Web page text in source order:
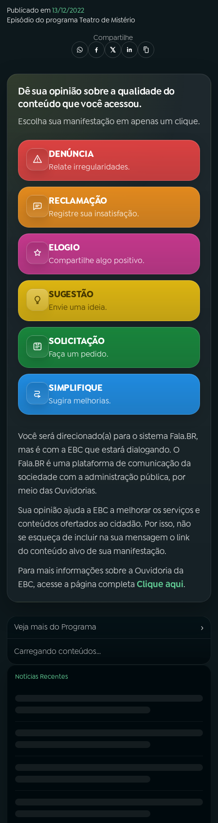
TikTok
Publicado em13/12/2022
Episódio do programa Teatro de Mistério
Compartilhe
Dê sua opinião sobre a qualidade do
conteúdo que você acessou.
Escolha sua manifestação em apenas um clique.
DENÚNCIA
Relate irregularidades.
RECLAMAÇÃO
Registre sua insatisfação.
ELOGIO
Compartilhe algo positivo.
SUGESTÃO
Envie uma ideia.
SOLICITAÇÃO
Faça um pedido.
SIMPLIFIQUE
Sugira melhorias.
Você será direcionado(a) para o sistema Fala.BR,
mas é com a EBC que estará dialogando. O
Fala.BR é uma plataforma de comunicação da
sociedade com a administração pública, por
meio das Ouvidorias.
Sua opinião ajuda a EBC a melhorar os serviços e
conteúdos ofertados ao cidadão. Por isso, não
se esqueça de incluir na sua mensagem o link
do conteúdo alvo de sua manifestação.
Para mais informações sobre a Ouvidoria da
EBC, acesse a página completa Clique aqui.
Veja mais do Programa ›
Carregando conteúdos...
Notícias Recentes